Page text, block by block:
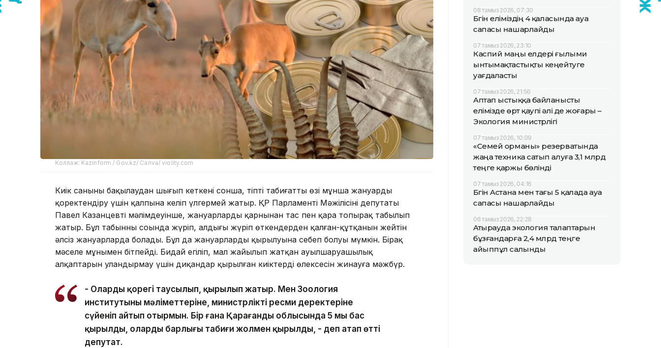
Коллаж: Kazinform / Gov.kz/ Canva/ violity.com
Киік санының бақылаудан шығып кеткені сонша, тіпті табиғаттың өзі мұнша жануарды
қоректендіру үшін қалпына келіп үлгермей жатыр. ҚР Парламенті Мәжілісінің депутаты
Павел Казанцевтің мәлімдеуінше, жануарлардың қарнынан тас пен қара топырақ табылып
жатыр. Бұл табынның соңында жүріп, алдыңғы жүріп өткендерден қалған-құтқанын жейтін
әлсіз жануарларда болады. Бұл да жануарлардың қырылуына себеп болуы мүмкін. Бірақ
мәселе мұнымен бітпейді. Бидай егіліп, мал жайылып жатқан ауылшаруашылық
алқаптарын уландырмау үшін диқандар қырылған киіктердің өлексесін жинауға мәжбүр.
- Олардың қорегі таусылып, қырылып жатыр. Мен Зоология
институтының мәліметтеріне, министрліктің ресми деректеріне
сүйеніп айтып отырмын. Бір ғана Қарағанды ​​облысында 5 мың бас
қырылды, олардың барлығы табиғи жолмен қырылды, - деп атап өтті
депутат.
08 тамыз 2026, 07:30
Бүгін еліміздің 4 қаласында ауа
сапасы нашарлайды
07 тамыз 2026, 23:10
Каспий маңы елдері ғылыми
ынтымақтастықты кеңейтуге
уағдаласты
07 тамыз 2026, 21:56
Аптап ыстыққа байланысты
елімізде өрт қаупі әлі де жоғары –
Экология министрлігі
07 тамыз 2026, 10:09
«Семей орманы» резерватында
жаңа техника сатып алуға 3,1 млрд
теңге қаржы бөлінді
07 тамыз 2026, 04:16
Бүгін Астана мен тағы 5 қалада ауа
сапасы нашарлайды
06 тамыз 2026, 22:28
Атырауда экология талаптарын
бұзғандарға 2,4 млрд теңге
айыппұл салынды